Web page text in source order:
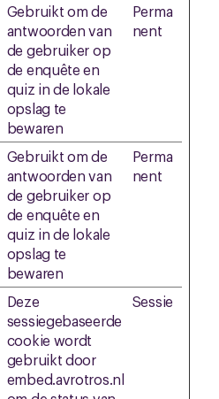
Gebruikt om de
antwoorden van
de gebruiker op
de enquête en
quiz in de lokale
opslag te
bewaren
Perma
nent
Gebruikt om de
antwoorden van
de gebruiker op
de enquête en
quiz in de lokale
opslag te
bewaren
Perma
nent
Deze
sessiegebaseerde
cookie wordt
gebruikt door
embed.avrotros.nl
Sessie